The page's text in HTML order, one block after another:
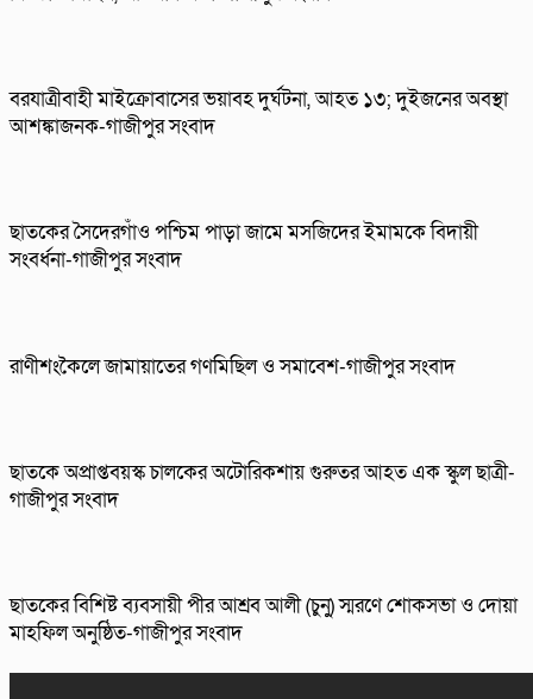
বরযাত্রীবাহী মাইক্রোবাসের ভয়াবহ দুর্ঘটনা, আহত ১৩; দুইজনের অবস্থা
আশঙ্কাজনক-গাজীপুর সংবাদ
ছাতকের সৈদেরগাঁও পশ্চিম পাড়া জামে মসজিদের ইমামকে বিদায়ী
সংবর্ধনা-গাজীপুর সংবাদ
রাণীশংকৈলে জামায়াতের গণমিছিল ও সমাবেশ-গাজীপুর সংবাদ
ছাতকে অপ্রাপ্তবয়স্ক চালকের অটোরিকশায় গুরুতর আহত এক স্কুল ছাত্রী-
গাজীপুর সংবাদ
ছাতকের বিশিষ্ট ব্যবসায়ী পীর আশ্রব আলী (চুনু) স্মরণে শোকসভা ও দোয়া
মাহফিল অনুষ্ঠিত-গাজীপুর সংবাদ